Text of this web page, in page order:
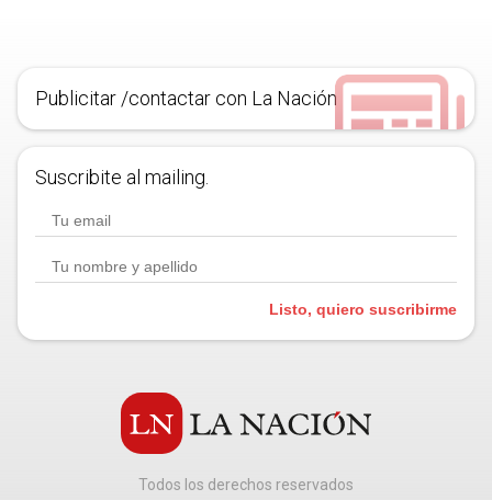
Publicitar /contactar con La Nación
Suscribite al mailing.
Listo, quiero suscribirme
Todos los derechos reservados